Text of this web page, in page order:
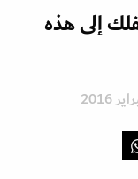
إلى هذه